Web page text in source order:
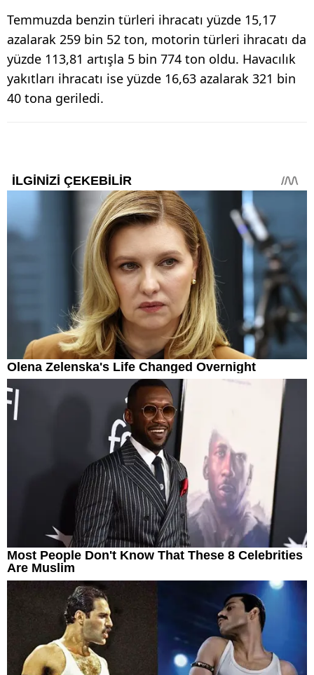
Temmuzda benzin türleri ihracatı yüzde 15,17
azalarak 259 bin 52 ton, motorin türleri ihracatı da
yüzde 113,81 artışla 5 bin 774 ton oldu. Havacılık
yakıtları ihracatı ise yüzde 16,63 azalarak 321 bin
40 tona geriledi.